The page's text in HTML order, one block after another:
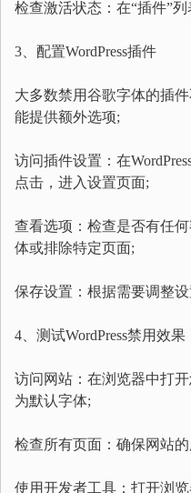
检查激活状态：在“插件”
3、配置WordPress插件
大多数禁用谷歌字体的插
能提供额外选项;
访问插件设置：在
点击，进入设置页面;
查看选项：检查是否有任
体或排除特定页面;
保存设置：根据需要调整设
4、测试WordPress禁用效果
访问网站：在浏览器中打
为默认字体;
检查所有页面：确保网站
使用开发者工具：打开浏